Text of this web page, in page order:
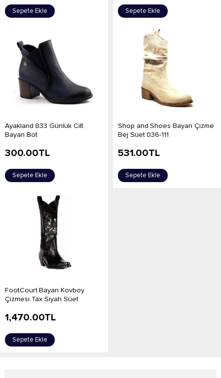
Sepete Ekle Sepete Ekle
Ayakland 833 Günlük Cilt
Bayan Bot
300.00TL
Sepete Ekle
Shop and Shoes Bayan Çizme
Bej Süet 036-111
531.00TL
Sepete Ekle
FootCourt Bayan Kovboy
Çizmesi Tax Siyah Süet
1,470.00TL
Sepete Ekle